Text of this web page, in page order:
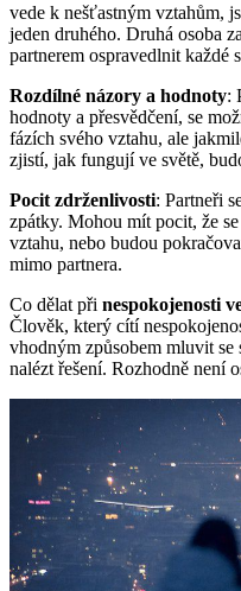
vede k nešťastným vztahům,
jeden druhého. Druhá osoba
partnerem ospravedlnit každé
Rozdílné názory a hodnoty:
hodnoty a přesvědčení, se
fázích svého vztahu, ale
zjistí, jak fungují ve světě,
Pocit zdrženlivosti: Partneři
zpátky. Mohou mít pocit, že
vztahu, nebo budou
mimo partnera.
Co dělat při nespokojenosti
Člověk, který cítí
vhodným způsobem mluvit se
nalézt řešení. Rozhodně není